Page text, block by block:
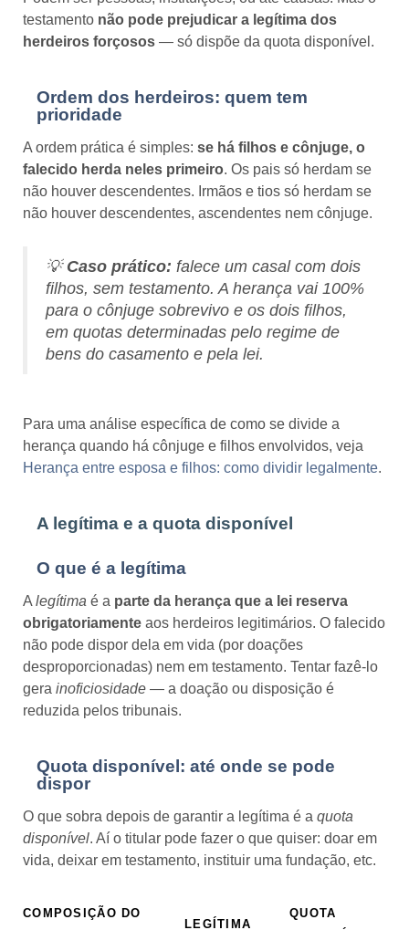
testamento não pode prejudicar a legítima dos
herdeiros forçosos — só dispõe da quota disponível.
Ordem dos herdeiros: quem tem
prioridade
A ordem prática é simples: se há filhos e cônjuge, o
falecido herda neles primeiro. Os pais só herdam se
não houver descendentes. Irmãos e tios só herdam se
não houver descendentes, ascendentes nem cônjuge.
💡 Caso prático: falece um casal com dois
filhos, sem testamento. A herança vai 100%
para o cônjuge sobrevivo e os dois filhos,
em quotas determinadas pelo regime de
bens do casamento e pela lei.
Para uma análise específica de como se divide a
herança quando há cônjuge e filhos envolvidos, veja
Herança entre esposa e filhos: como dividir legalmente.
A legítima e a quota disponível
O que é a legítima
Alegítima é a parte da herança que a lei reserva
obrigatoriamente aos herdeiros legitimários. O falecido
não pode dispor dela em vida (por doações
desproporcionadas) nem em testamento. Tentar fazê-lo
gera inoficiosidade — a doação ou disposição é
reduzida pelos tribunais.
Quota disponível: até onde se pode
dispor
O que sobra depois de garantir a legítima é a quota
disponível. Aí o titular pode fazer o que quiser: doar em
vida, deixar em testamento, instituir uma fundação, etc.
COMPOSIÇÃO DO
LEGÍTIMA
QUOTA